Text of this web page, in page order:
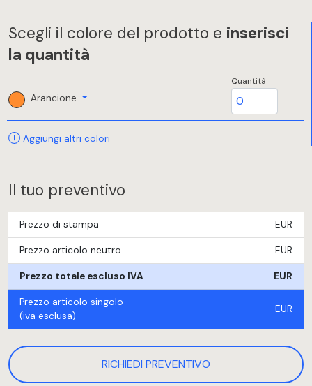
Scegli il colore del prodotto e inserisci
la quantità
Arancione
Quantità
Aggiungi altri colori
Il tuo preventivo
Prezzo di stampa EUR
Prezzo articolo neutro EUR
Prezzo totale escluso IVA EUR
Prezzo articolo singolo
(iva esclusa)
EUR
RICHIEDI PREVENTIVO